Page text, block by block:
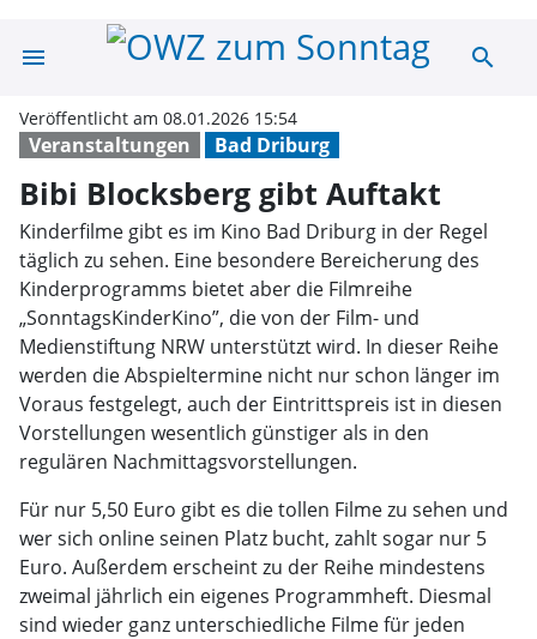
menu Bibi search
Veranstaltungen Bad Driburg
Veröffentlicht am 08.01.2026 15:54
Bibi Blocksberg gibt Auftakt
Kinderfilme gibt es im Kino Bad Driburg in der Regel
täglich zu sehen. Eine besondere Bereicherung des
Kinderprogramms bietet aber die Filmreihe
„SonntagsKinderKino”, die von der Film- und
Medienstiftung NRW unterstützt wird. In dieser Reihe
werden die Abspieltermine nicht nur schon länger im
Voraus festgelegt, auch der Eintrittspreis ist in diesen
Vorstellungen wesentlich günstiger als in den
regulären Nachmittagsvorstellungen.
Für nur 5,50 Euro gibt es die tollen Filme zu sehen und
wer sich online seinen Platz bucht, zahlt sogar nur 5
Euro. Außerdem erscheint zu der Reihe mindestens
zweimal jährlich ein eigenes Programmheft. Diesmal
sind wieder ganz unterschiedliche Filme für jeden